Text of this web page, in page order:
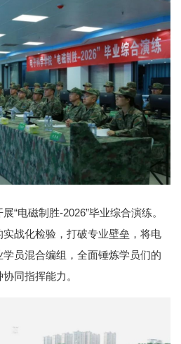
“电磁制胜-2026”毕业综合演练。
战化检验，打破专业壁垒，将电
员混合编组，全面锤炼学员们的
同指挥能力。